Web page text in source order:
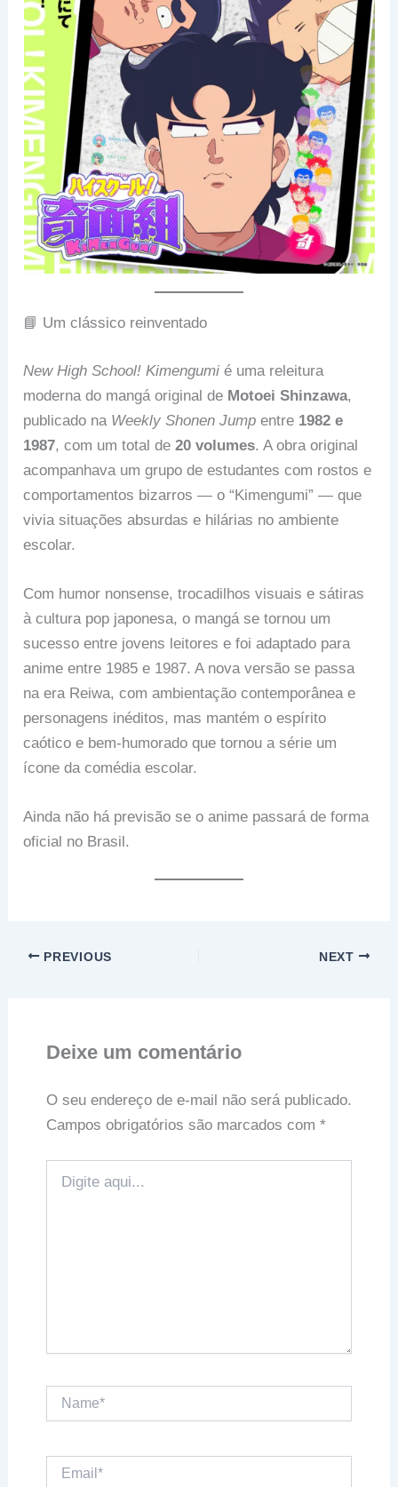
📘 Um clássico reinventado
New High School! Kimengumi é uma releitura
moderna do mangá original de Motoei Shinzawa,
publicado na Weekly Shonen Jump entre 1982 e
1987, com um total de20 volumes. A obra original
acompanhava um grupo de estudantes com rostos e
comportamentos bizarros — o “Kimengumi” — que
vivia situações absurdas e hilárias no ambiente
escolar.
Com humor nonsense, trocadilhos visuais e sátiras
à cultura pop japonesa, o mangá se tornou um
sucesso entre jovens leitores e foi adaptado para
anime entre 1985 e 1987. A nova versão se passa
na era Reiwa, com ambientação contemporânea e
personagens inéditos, mas mantém o espírito
caótico e bem-humorado que tornou a série um
ícone da comédia escolar.
Ainda não há previsão se o anime passará de forma
oficial no Brasil.
PREVIOUS NEXT
Deixe um comentário
O seu endereço de e-mail não será publicado.
Campos obrigatórios são marcados com *
aqui...
Email*